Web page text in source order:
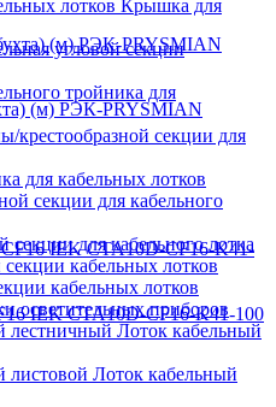
Крышка для
угловой секции
тройника для
крестообразной секции для
для кабельных лотков
для кабельного лотка
кабельных лотков
осветительных приборов
Лоток кабельный
Лоток кабельный
(м) РЭК-PRYSMIAN
IEK CTA10D-CF16-K41-100